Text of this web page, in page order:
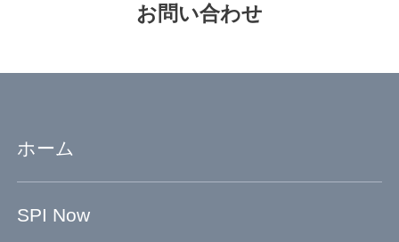
お問い合わせ
ホーム
SPI Now